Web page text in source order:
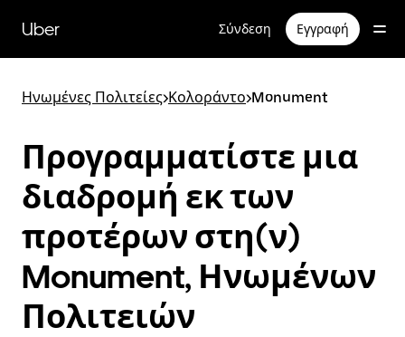
κύριο
περιεχόμενο
Uber Σύνδεση Εγγραφή
Ηνωμένες Πολιτείες>Κολοράντο>Monument
Προγραμματίστε μια
διαδρομή εκ των
προτέρων στη(ν)
Monument, Ηνωμένων
Πολιτειών